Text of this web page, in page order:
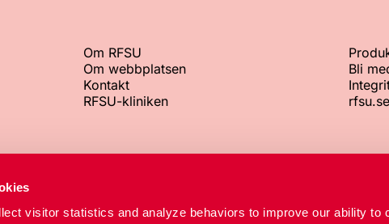
visitor statistics and analyze behaviors to improve our ability to
Om RFSU
Om webbplatsen
Kontakt
RFSU-kliniken
Bli
rfsu.se